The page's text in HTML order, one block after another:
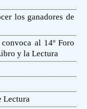
los ganadores de
al 14º Foro
y la Lectura
Lectura